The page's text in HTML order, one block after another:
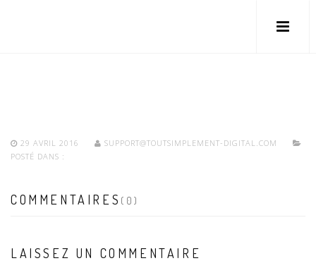
29 AVRIL 2016
SUPPORT@TOUTSIMPLEMENT-DIGITAL.COM
POSTÉ DANS :
COMMENTAIRES (0)
LAISSEZ UN COMMENTAIRE